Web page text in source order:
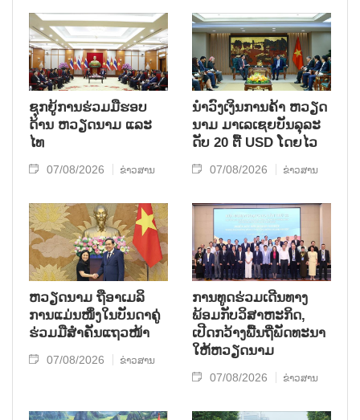
ຊຸກຍູ້ການຮ່ວມມືຮອບ
ດ້ານ ຫວຽດນາມ ແລະ
ໄທ
07/08/2026 ຂ່າວສານ
ນຳ​ວົງ​ເງິນ​ການ​ຄ້າ ຫວຽດ​
ນາມ ມາ​ເລ​ເຊຍ​ບັນ​ລຸ​ລະ​
ດັບ 20 ຕື້ USD ໂດຍ​ໄວ
07/08/2026 ຂ່າວສານ
ຫ​ວຽດ​ນາມ ຖື​ອາ​ເມ​ລິ​
ການ​ແມ່ນ​ໜຶ່ງ​ໃນ​ບັນ​ດາ​ຄູ່​
ຮ່ວມ​ມື​ສຳ​ຄັນ​ແຖວ​ໜ້າ
07/08/2026 ຂ່າວສານ
ການ​ທູດ​ຮ່ວມ​ເດີນ​ທາງ​
ພ້ອມກັບ​ວິ​ສາ​ຫະ​ກ​ິດ,
ເປີດກວ້າງ​ພື້ນ​ຖີ່​ພັດ​ທະ​ນາ​
ໃຫ້​ຫວຽດ​ນາມ
07/08/2026 ຂ່າວສານ